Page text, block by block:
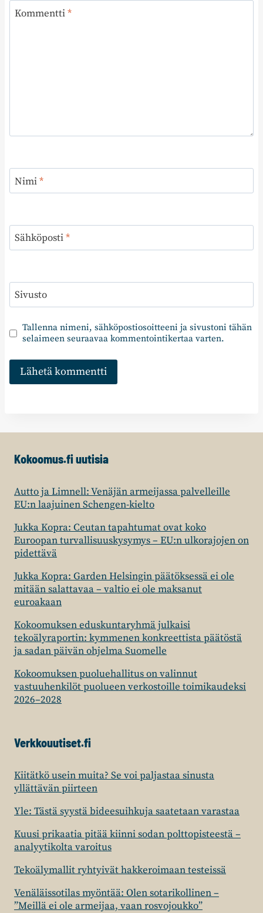
Kommentti*
Nimi*
Sähköposti*
Sivusto
Tallenna nimeni, sähköpostiosoitteeni ja sivustoni tähän
selaimeen seuraavaa kommentointikertaa varten.
Kokoomus.fi uutisia
Autto ja Limnell: Venäjän armeijassa palvelleille
EU:n laajuinen Schengen-kielto
Jukka Kopra: Ceutan tapahtumat ovat koko
Euroopan turvallisuuskysymys – EU:n ulkorajojen on
pidettävä
Jukka Kopra: Garden Helsingin päätöksessä ei ole
mitään salattavaa – valtio ei ole maksanut
euroakaan
Kokoomuksen eduskuntaryhmä julkaisi
tekoälyraportin: kymmenen konkreettista päätöstä
ja sadan päivän ohjelma Suomelle
Kokoomuksen puoluehallitus on valinnut
vastuuhenkilöt puolueen verkostoille toimikaudeksi
2026–2028
Verkkouutiset.fi
Kiitätkö usein muita? Se voi paljastaa sinusta
yllättävän piirteen
Yle: Tästä syystä bideesuihkuja saatetaan varastaa
Kuusi prikaatia pitää kiinni sodan polttopisteestä –
analyytikolta varoitus
Tekoälymallit ryhtyivät hakkeroimaan testeissä
Venäläissotilas myöntää: Olen sotarikollinen –
”Meillä ei ole armeijaa, vaan rosvojoukko”